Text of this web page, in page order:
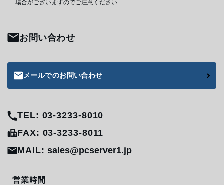
場合がございますのでご注意ください
お問い合わせ
メールでのお問い合わせ
TEL: 03-3233-8010
FAX: 03-3233-8011
MAIL:sales@pcserver1.jp
営業時間